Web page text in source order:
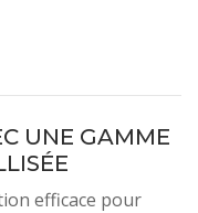
UNE GAMME
efficace pour